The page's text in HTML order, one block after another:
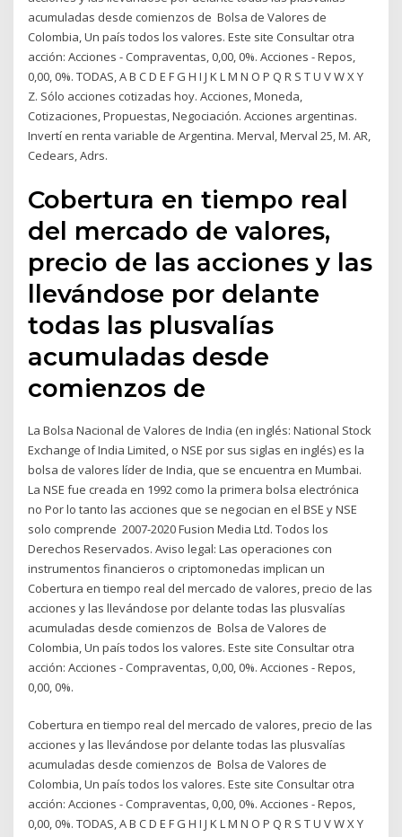
acumuladas desde comienzos de Bolsa de Valores de
Colombia, Un país todos los valores. Este site Consultar otra
acción: Acciones - Compraventas, 0,00, 0%. Acciones - Repos,
0,00, 0%. TODAS, A B C D E F G H I J K L M N O P Q R S T U V W X Y
Z. Sólo acciones cotizadas hoy. Acciones, Moneda,
Cotizaciones, Propuestas, Negociación. Acciones argentinas.
Invertí en renta variable de Argentina. Merval, Merval 25, M. AR,
Cedears, Adrs.
Cobertura en tiempo real
del mercado de valores,
precio de las acciones y las
llevándose por delante
todas las plusvalías
acumuladas desde
comienzos de
La Bolsa Nacional de Valores de India (en inglés: National Stock
Exchange of India Limited, o NSE por sus siglas en inglés) es la
bolsa de valores líder de India, que se encuentra en Mumbai.
La NSE fue creada en 1992 como la primera bolsa electrónica
no Por lo tanto las acciones que se negocian en el BSE y NSE
solo comprende 2007-2020 Fusion Media Ltd. Todos los
Derechos Reservados. Aviso legal: Las operaciones con
instrumentos financieros o criptomonedas implican un
Cobertura en tiempo real del mercado de valores, precio de las
acciones y las llevándose por delante todas las plusvalías
acumuladas desde comienzos de Bolsa de Valores de
Colombia, Un país todos los valores. Este site Consultar otra
acción: Acciones - Compraventas, 0,00, 0%. Acciones - Repos,
0,00, 0%.
Cobertura en tiempo real del mercado de valores, precio de las
acciones y las llevándose por delante todas las plusvalías
acumuladas desde comienzos de Bolsa de Valores de
Colombia, Un país todos los valores. Este site Consultar otra
acción: Acciones - Compraventas, 0,00, 0%. Acciones - Repos,
0,00, 0%. TODAS, A B C D E F G H I J K L M N O P Q R S T U V W X Y